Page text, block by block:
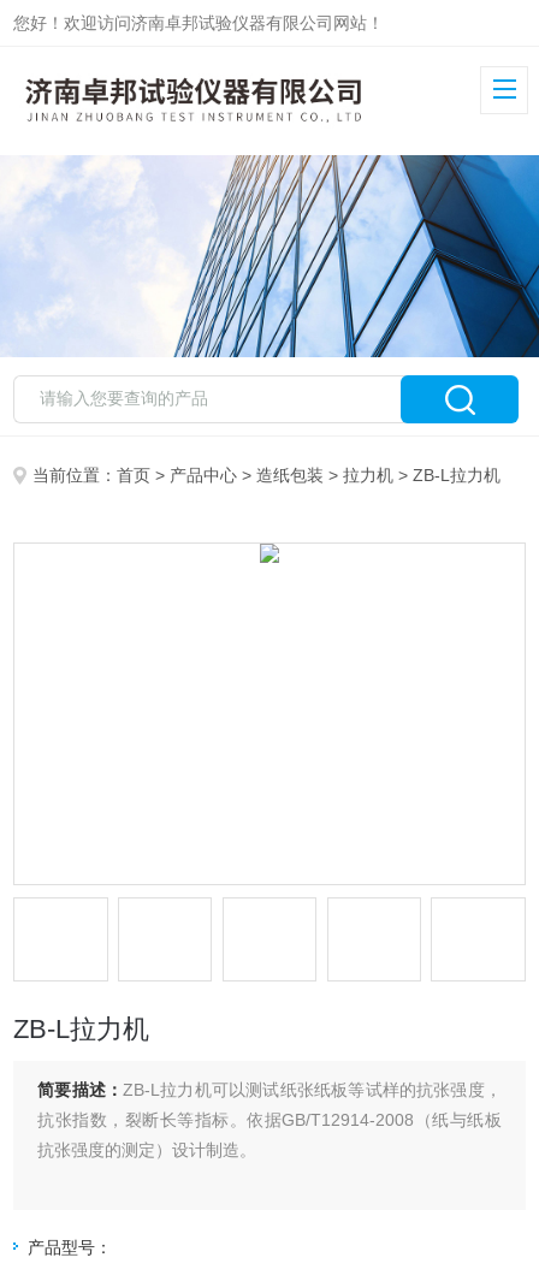
您好！欢迎访问济南卓邦试验仪器有限公司网站！
当前位置：首页 > 产品中心 >造纸包装 >拉力机 > ZB-L拉力机
ZB-L拉力机
简要描述： ZB-L拉力机可以测试纸张纸板等试样的抗张强度，
抗张指数，裂断长等指标。依据GB/T12914-2008（纸与纸板
抗张强度的测定）设计制造。
产品型号：